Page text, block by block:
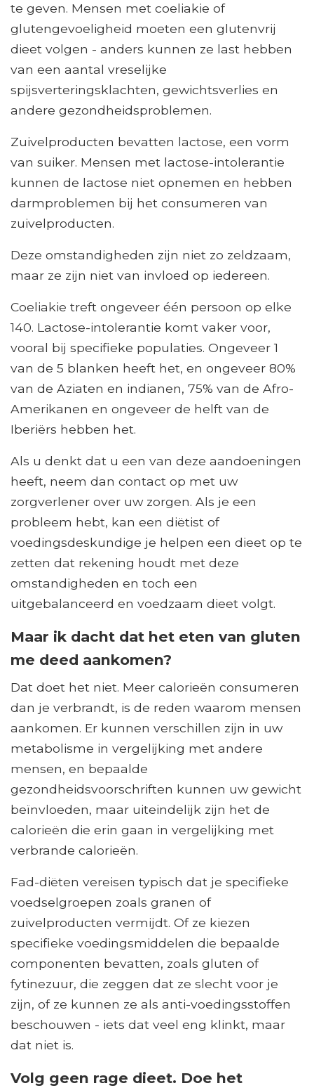
te geven. Mensen met coeliakie of
glutengevoeligheid moeten een glutenvrij
dieet volgen - anders kunnen ze last hebben
van een aantal vreselijke
spijsverteringsklachten, gewichtsverlies en
andere gezondheidsproblemen.
Zuivelproducten bevatten lactose, een vorm
van suiker. Mensen met lactose-intolerantie
kunnen de lactose niet opnemen en hebben
darmproblemen bij het consumeren van
zuivelproducten.
Deze omstandigheden zijn niet zo zeldzaam,
maar ze zijn niet van invloed op iedereen.
Coeliakie treft ongeveer één persoon op elke
140. Lactose-intolerantie komt vaker voor,
vooral bij specifieke populaties. Ongeveer 1
van de 5 blanken heeft het, en ongeveer 80%
van de Aziaten en indianen, 75% van de Afro-
Amerikanen en ongeveer de helft van de
Iberiërs hebben het.
Als u denkt dat u een van deze aandoeningen
heeft, neem dan contact op met uw
zorgverlener over uw zorgen. Als je een
probleem hebt, kan een diëtist of
voedingsdeskundige je helpen een dieet op te
zetten dat rekening houdt met deze
omstandigheden en toch een
uitgebalanceerd en voedzaam dieet volgt.
Maar ik dacht dat het eten van gluten
me deed aankomen?
Dat doet het niet. Meer calorieën consumeren
dan je verbrandt, is de reden waarom mensen
aankomen. Er kunnen verschillen zijn in uw
metabolisme in vergelijking met andere
mensen, en bepaalde
gezondheidsvoorschriften kunnen uw gewicht
beïnvloeden, maar uiteindelijk zijn het de
calorieën die erin gaan in vergelijking met
verbrande calorieën.
Fad-diëten vereisen typisch dat je specifieke
voedselgroepen zoals granen of
zuivelproducten vermijdt. Of ze kiezen
specifieke voedingsmiddelen die bepaalde
componenten bevatten, zoals gluten of
fytinezuur, die zeggen dat ze slecht voor je
zijn, of ze kunnen ze als anti-voedingsstoffen
beschouwen - iets dat veel eng klinkt, maar
dat niet is.
Volg geen rage dieet. Doe het